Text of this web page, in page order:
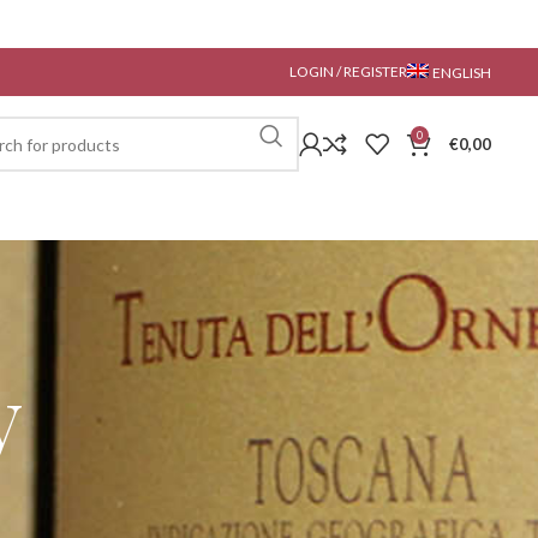
LOGIN / REGISTER ENGLISH
0 €0,00